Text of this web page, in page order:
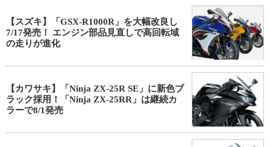
【スズキ】「GSX-R1000R」を大幅改良し
7/17発売！ エンジン部品見直しで高回転域
の走りが進化
【カワサキ】「Ninja ZX-25R SE」に新色ブ
ラック採用！「Ninja ZX-25RR」は継続カ
ラーで8/1発売